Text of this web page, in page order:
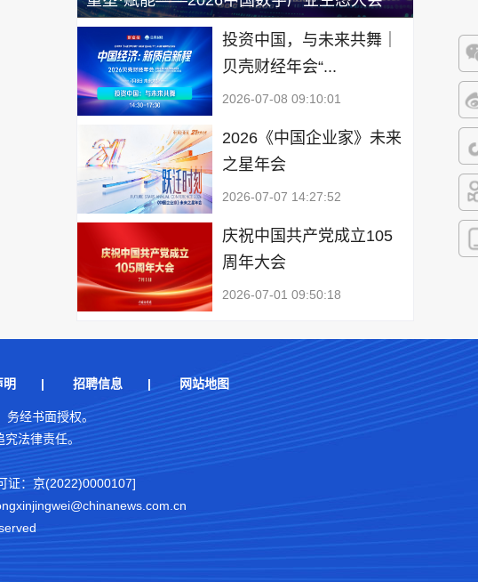
微
微
抖
快
投资中国，与未来共舞｜
贝壳财经年会“...
2026-07-08 09:10:01
2026《中国企业家》未来
之星年会
2026-07-07 14:27:52
庆祝中国共产党成立105
周年大会
2026-07-01 09:50:18
| 招聘信息 | 网站地图
经书面授权。
究法律责任。
证：京(2022)0000107]